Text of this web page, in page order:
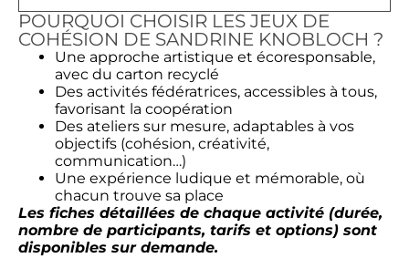
POURQUOI CHOISIR LES JEUX DE
COHÉSION DE SANDRINE KNOBLOCH ?
Une approche artistique et écoresponsable,
avec du carton recyclé
Des activités fédératrices, accessibles à tous,
favorisant la coopération
Des ateliers sur mesure, adaptables à vos
objectifs (cohésion, créativité,
communication…)
Une expérience ludique et mémorable, où
chacun trouve sa place
Les fiches détaillées de chaque activité (durée,
nombre de participants, tarifs et options) sont
disponibles sur demande.